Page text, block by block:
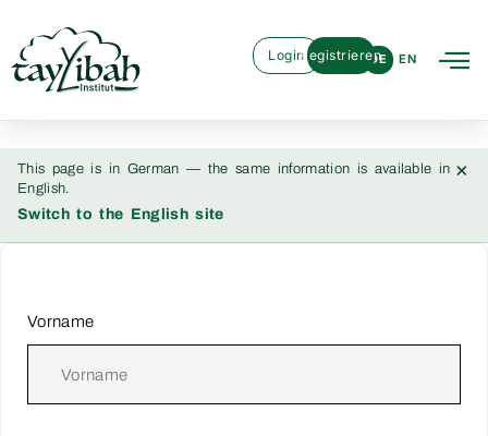
DE EN
LoginRegistrieren
This page is in German — the same information is available in
English.
Switch to the English site
×
Vorname